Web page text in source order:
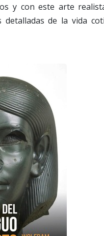
y con este arte
de la vida